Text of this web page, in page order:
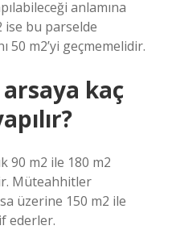
anlamına
ise bu parselde
50 m2’yi geçmemelidir.
kaç
90 m2 ile 180 m2
Müteahhitler
üzerine 150 m2 ile
ederler.